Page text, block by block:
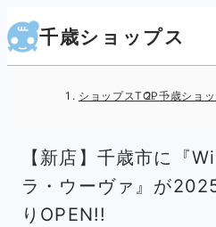
千歳ショップス
ショップスTOP千歳ショ
【新店】千歳市に『
ラ・ウーヴァ』が
りOPEN!!